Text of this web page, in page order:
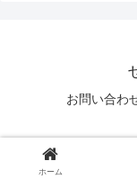
お問い合わ
©
ホーム